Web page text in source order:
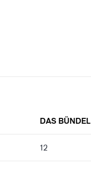
DAS BÜNDEL
12